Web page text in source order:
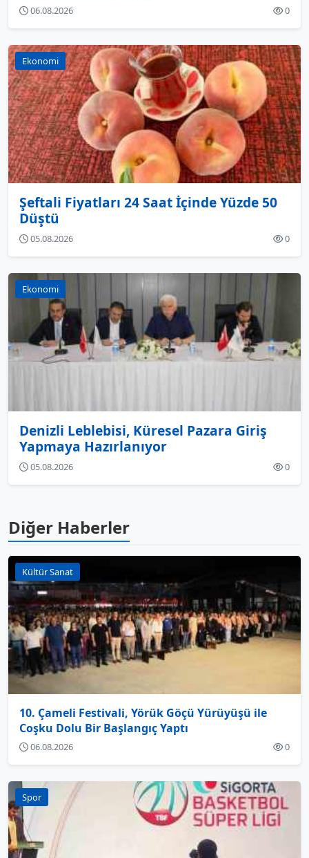
06.08.2026 0
Ekonomi
Şeftali Fiyatları 24 Saat İçinde Yüzde 50
Düştü
05.08.2026 0
Ekonomi
Denizli Leblebisi, Küresel Pazara Giriş
Yapmaya Hazırlanıyor
05.08.2026 0
Diğer Haberler
Kültür Sanat
10. Çameli Festivali, Yörük Göçü Yürüyüşü ile
Coşku Dolu Bir Başlangıç Yaptı
06.08.2026 0
Spor